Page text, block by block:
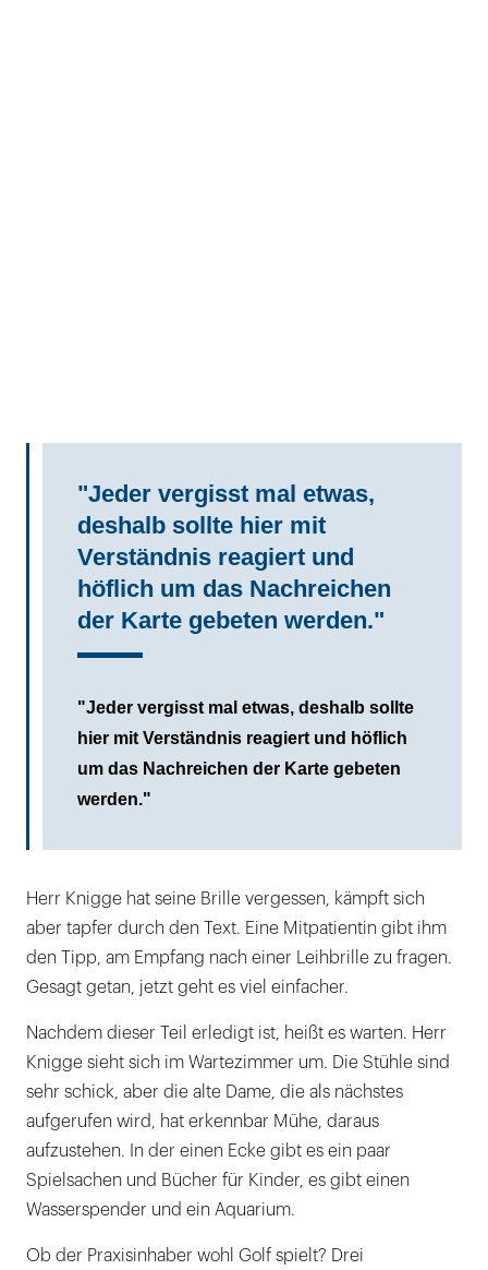
"Jeder vergisst mal etwas,
deshalb sollte hier mit
Verständnis reagiert und
höflich um das Nachreichen
der Karte gebeten werden."
"Jeder vergisst mal etwas, deshalb sollte
hier mit Verständnis reagiert und höflich
um das Nachreichen der Karte gebeten
werden."
Herr Knigge hat seine Brille vergessen, kämpft sich
aber tapfer durch den Text. Eine Mitpatientin gibt ihm
den Tipp, am Empfang nach einer Leihbrille zu fragen.
Gesagt getan, jetzt geht es viel einfacher.
Nachdem dieser Teil erledigt ist, heißt es warten. Herr
Knigge sieht sich im Wartezimmer um. Die Stühle sind
sehr schick, aber die alte Dame, die als nächstes
aufgerufen wird, hat erkennbar Mühe, daraus
aufzustehen. In der einen Ecke gibt es ein paar
Spielsachen und Bücher für Kinder, es gibt einen
Wasserspender und ein Aquarium.
Ob der Praxisinhaber wohl Golf spielt? Drei